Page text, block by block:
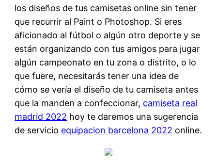
los diseños de tus camisetas online sin tener
que recurrir al Paint o Photoshop. Si eres
aficionado al fútbol o algún otro deporte y se
están organizando con tus amigos para jugar
algún campeonato en tu zona o distrito, o lo
que fuere, necesitarás tener una idea de
cómo se vería el diseño de tu camiseta antes
que la manden a confeccionar, camiseta real
madrid 2022 hoy te daremos una sugerencia
de servicio equipacion barcelona 2022 online.